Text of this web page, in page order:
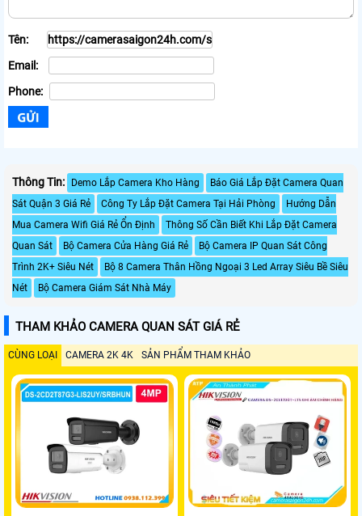
Tên:
Email:
Phone:
Thông Tin: Demo Lắp Camera Kho Hàng
Báo Giá Lắp Đặt Camera Quan
Sát Quận 3 Giá Rẻ
Công Ty Lắp Đặt Camera Tại Hải Phòng
Hướng Dẫn
Mua Camera Wifi Giá Rẻ Ổn Định
Thông Số Cần Biết Khi Lắp Đặt Camera
Quan Sát
Bộ Camera Cửa Hàng Giá Rẻ
Bộ Camera IP Quan Sát Công
Trình 2K+ Siêu Nét
Bộ 8 Camera Thân Hồng Ngoại 3 Led Array Siêu Bề Siêu
Nét
Bộ Camera Giám Sát Nhà Máy
THAM KHẢO CAMERA QUAN SÁT GIÁ RẺ
CÙNG LOẠI CAMERA 2K 4K SẢN PHẨM THAM KHẢO